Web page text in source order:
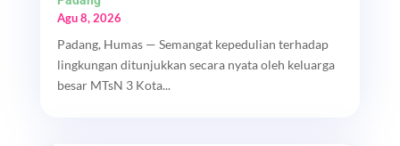
Agu 8, 2026
Padang, Humas — Semangat kepedulian terhadap
lingkungan ditunjukkan secara nyata oleh keluarga
besar MTsN 3 Kota...